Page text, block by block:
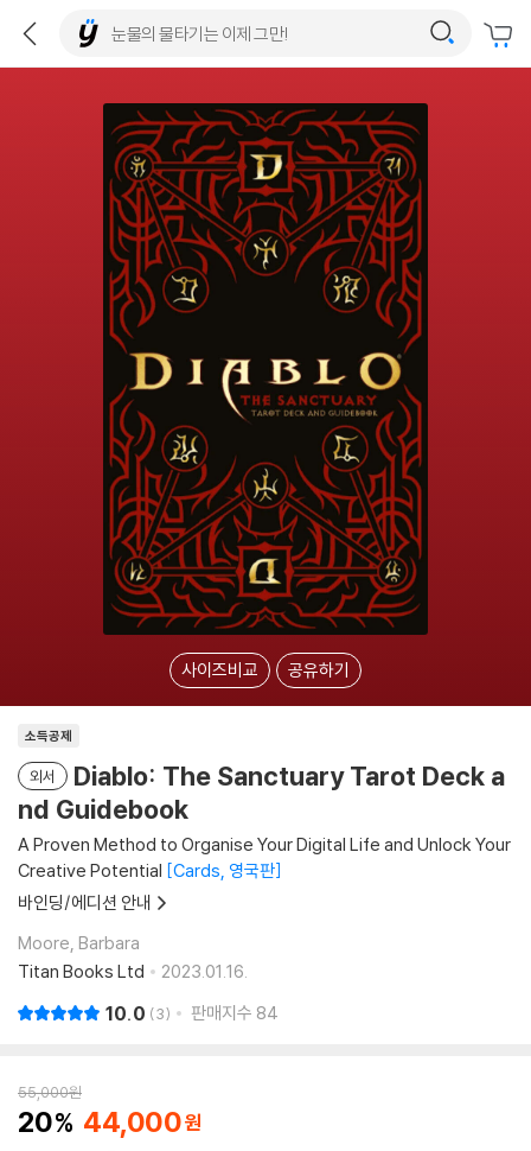
사이즈비교 공유하기
소득공제
외서
Diablo: The Sanctuary Tarot Deck a
nd Guidebook
A Proven Method to Organise Your Digital Life and Unlock Your
Creative Potential Cards, 영국판
바인딩/에디션 안내
Moore, Barbara
Titan Books Ltd
2023.01.16.
10.0 3 판매지수 84
55,000원
20 44,000